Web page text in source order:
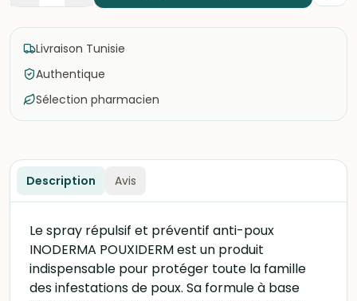
Livraison Tunisie
Authentique
Sélection pharmacien
Description Avis
Le spray répulsif et préventif anti-poux
INODERMA POUXIDERM est un produit
indispensable pour protéger toute la famille
des infestations de poux. Sa formule à base